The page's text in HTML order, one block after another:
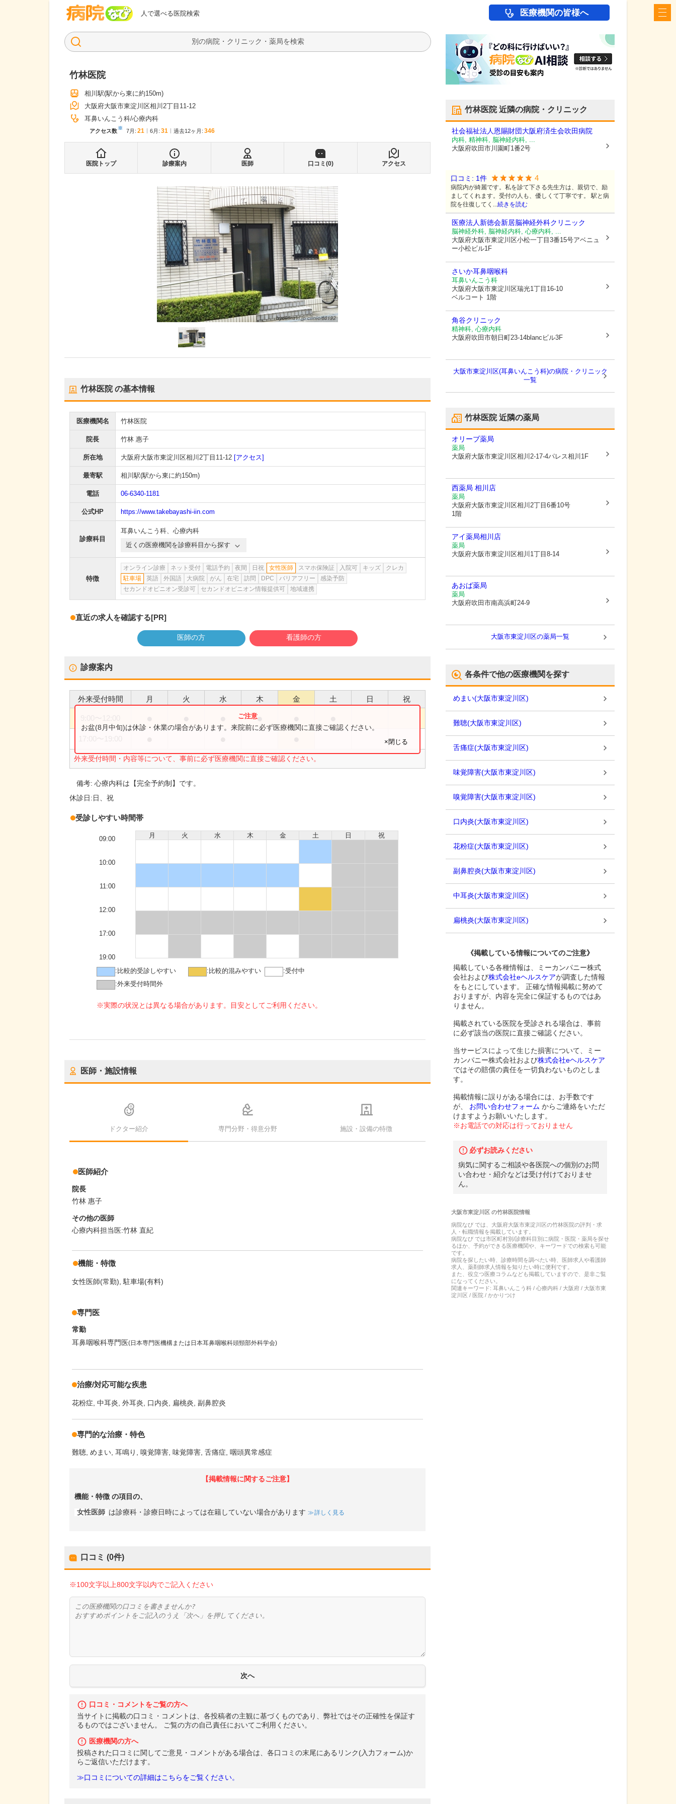
人で選べる医院検索
病院なび 医療機関の皆様へ
検索
竹林医院
相川駅(駅から東に約150m)
大阪府大阪市東淀川区相川2丁目11-12
耳鼻いんこう科 心療内科
アクセス数※ 7月 : 21 6月 : 31 過去12ヶ月: 346
医院トップ 診療案内 医師 口コミ(0) アクセス
竹林医院の基本情報
医療機関名 竹林医院
院長 竹林 惠子
所在地 大阪府大阪市東淀川区相川2丁目11-12 [アクセス]
最寄駅 相川駅(駅から東に約150m)
電話 06-6340-1181
公式HP https://www.takebayashi-iin.com
診療科目
耳鼻いんこう科、 心療内科
近くの医療機関を診療科目から探す
特徴
オンライン診療 ネット受付 電話予約 夜間 日祝 女性医師 スマホ保険証 入院可 キッズ
クレカ
駐車場
英語 外国語 大病院 がん 在宅 訪問 DPC バリアフリー
感染予防
セカンドオピニオン受診可
セカンドオピニオン情報提供可 地域連携
直近の求人を確認する[PR]
医師の方 看護師の方
診療案内
外来受付時間 月 火 水 木 金 土 日 祝
●
外来受付時間・内容等について、事前に必ず医療機関に直接ご確認ください。
お盆(8月中旬)は休診・休業の場合があります。来院前に必ず医療機関に直接ご確認ください。
×閉じる
備考:心療内科は【完全予約制】です。
休診日:日、祝
受診しやすい時間帯
月 火 水 木 金 土 日 祝
09:00
10:00
11:00
12:00
17:00
19:00
: 比較的受診しやすい : 比較的混みやすい :受付中
:外来受付時間外
※実際の状況とは異なる場合があります。目安としてご利用ください。
医師・施設情報
ドクター紹介 専門分野・得意分野 施設・設備の特徴
医師紹介
院長
竹林 惠子
その他の医師
心療内科担当医:竹林 直紀
機能・特徴
女性医師(常勤) 駐車場(有料)
専門医
常勤
耳鼻咽喉科専門医(日本専門医機構または日本耳鼻咽喉科頭頸部外科学会)
治療/対応可能な疾患
花粉症 中耳炎 外耳炎 口内炎 扁桃炎 副鼻腔炎
専門的な治療・特色
難聴 めまい 耳鳴り 嗅覚障害 味覚障害 舌痛症 咽頭異常感症
【掲載情報に関するご注意】
機能・特徴 の項目の、
女性医師 は診療科・診療日時によっては在籍していない場合があります 詳しく見る
口コミ (0件)
※100文字以上800文字以内でご記入ください
口コミ・コメントをご覧の方へ
当サイトに掲載の口コミ・コメントは、各投稿者の主観に基づくものであり、弊社ではその正確性を保証す
るものではございません。 ご覧の方の自己責任においてご利用ください。
医療機関の方へ
投稿された口コミに関してご意見・コメントがある場合は、各口コミの末尾にあるリンク(入力フォーム)か
らご返信いただけます。
≫口コミについての詳細はこちらをご覧ください。
竹林医院近隣の病院・クリニック
社会福祉法人恩賜財団大阪府済生会吹田病院
内科, 精神科, 脳神経内科, ...
大阪府吹田市川園町1番2号
口コミ: 1件 4
病院内が綺麗です。私を診て下さる先生方は、親切で、励
ましてくれます。受付の人も、優しくて丁寧です。 駅と病
院を往復してく...続きを読む
医療法人新徳会新居脳神経外科クリニック
脳神経外科, 脳神経内科, 心療内科, ...
大阪府大阪市東淀川区小松一丁目3番15号アベニュ
ー小松ビル1F
さいか耳鼻咽喉科
耳鼻いんこう科
大阪府大阪市東淀川区瑞光1丁目16-10
ベルコート 1階
角谷クリニック
精神科, 心療内科
大阪府吹田市朝日町23-14blancビル3F
大阪市東淀川区(耳鼻いんこう科)の病院・クリニック
一覧
竹林医院近隣の薬局
オリーブ薬局
薬局
大阪府大阪市東淀川区相川2-17-4パレス相川1F
西薬局 相川店
薬局
大阪府大阪市東淀川区相川2丁目6番10号
1階
アイ薬局相川店
薬局
大阪府大阪市東淀川区相川1丁目8-14
あおば薬局
薬局
大阪府吹田市南高浜町24-9
大阪市東淀川区の薬局一覧
各条件で他の医療機関を探す
めまい(大阪市東淀川区)
難聴(大阪市東淀川区)
舌痛症(大阪市東淀川区)
味覚障害(大阪市東淀川区)
嗅覚障害(大阪市東淀川区)
口内炎(大阪市東淀川区)
花粉症(大阪市東淀川区)
副鼻腔炎(大阪市東淀川区)
中耳炎(大阪市東淀川区)
扁桃炎(大阪市東淀川区)
《掲載している情報についてのご注意》
掲載している各種情報は、ミーカンパニー株式
会社および株式会社eヘルスケアが調査した情報
をもとにしています。 正確な情報掲載に努めて
おりますが、内容を完全に保証するものではあ
りません。
掲載されている医院を受診される場合は、事前
に必ず該当の医院に直接ご確認ください。
当サービスによって生じた損害について、ミー
カンパニー株式会社および株式会社eヘルスケア
ではその賠償の責任を一切負わないものとしま
す。
掲載情報に誤りがある場合には、お手数です
が、
お問い合わせフォーム からご連絡をいただ
けますようお願いいたします。
※お電話での対応は行っておりません
必ずお読みください
病気に関するご相談や各医院への個別のお問
い合わせ・紹介などは受け付けておりませ
ん。
大阪市東淀川区の竹林医院情報
病院なび では、 大阪府大阪市東淀川区の竹林医院の評判・求
人・転職情報を掲載しています。
病院なび では市区町村別/診療科目別に病院・医院・薬局を探せ
るほか、予約ができる医療機関や、キーワードでの検索も可能
です。
病院を探したい時、診療時間を調べたい時、医師求人や看護師
求人、薬剤師求人情報を知りたい時に便利です。
また、役立つ医療コラムなども掲載していますので、是非ご覧
になってください。
関連キーワード: 耳鼻いんこう科 / 心療内科 / 大阪府 / 大阪市東
淀川区 / 医院 / かかりつけ